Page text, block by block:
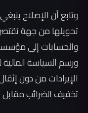
وتابع أن الإصلاح
تحويلها من جهة
والحسابات إلى
ورسم السياسة
الإيرادات من دون
تخفيف الضرائب